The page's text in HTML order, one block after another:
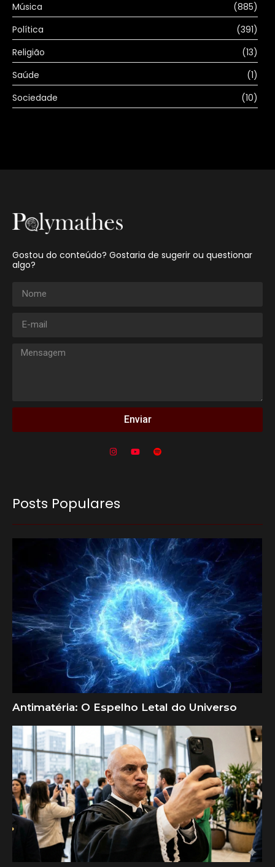
Música
(885)
Política
(391)
Religião
(13)
Saúde
(1)
Sociedade
(10)
Gostou do conteúdo? Gostaria de sugerir ou questionar
algo?
Enviar
Posts Populares
Antimatéria: O Espelho Letal do Universo